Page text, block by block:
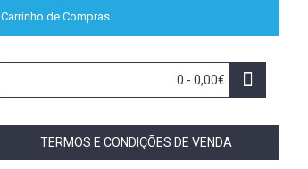
Carrinho de Compras
0 - 0,00€
TERMOS E CONDIÇÕES DE VENDA